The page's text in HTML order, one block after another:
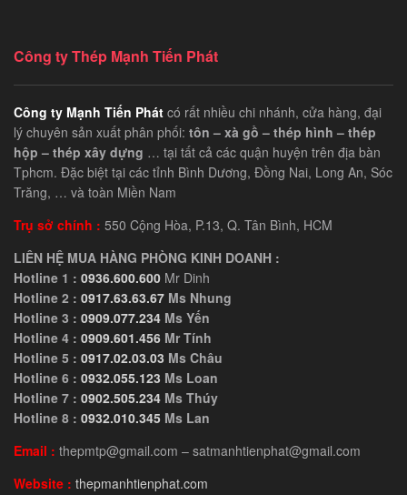
Công ty Thép Mạnh Tiến Phát
Công ty Mạnh Tiến Phát có rất nhiều chi nhánh, cửa hàng, đại
lý chuyên sản xuất phân phối: tôn – xà gồ – thép hình – thép
hộp – thép xây dựng … tại tất cả các quận huyện trên địa bàn
Tphcm. Đặc biệt tại các tỉnh Bình Dương, Đồng Nai, Long An, Sóc
Trăng, … và toàn Miền Nam
Trụ sở chính : 550 Cộng Hòa, P.13, Q. Tân Bình, HCM
LIÊN HỆ MUA HÀNG PHÒNG KINH DOANH :
Hotline 1 : 0936.600.600 Mr Dinh
Hotline 2 : 0917.63.63.67 Ms Nhung
Hotline 3 : 0909.077.234 Ms Yến
Hotline 4 : 0909.601.456 Mr Tính
Hotline 5 : 0917.02.03.03 Ms Châu
Hotline 6 : 0932.055.123 Ms Loan
Hotline 7 : 0902.505.234 Ms Thúy
Hotline 8 : 0932.010.345 Ms Lan
Email : thepmtp@gmail.com – satmanhtienphat@gmail.com
Website : thepmanhtienphat.com